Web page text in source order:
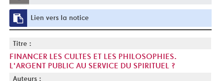
Lien vers la notice
Titre :
FINANCER LES CULTES ET LES PHILOSOPHIES.
L'ARGENT PUBLIC AU SERVICE DU SPIRITUEL ?
Auteurs :